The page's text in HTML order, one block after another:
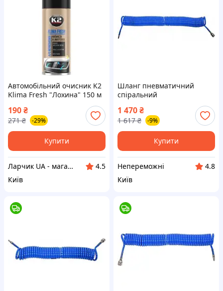
Автомобільний очисник K2
Klima Fresh "Лохина" 150 м
190₴
271 ₴ -29%
Купити
Ларчик UA - магазин трендових товарів
4.5
Київ
Шланг пневматичний
спіральний
6.5/10 мм, ≤12 Bar, l= 15 м.
поліуретан. |neper-4202|
1 470₴
1 617 ₴ -9%
Купити
Непереможні
4.8
Київ